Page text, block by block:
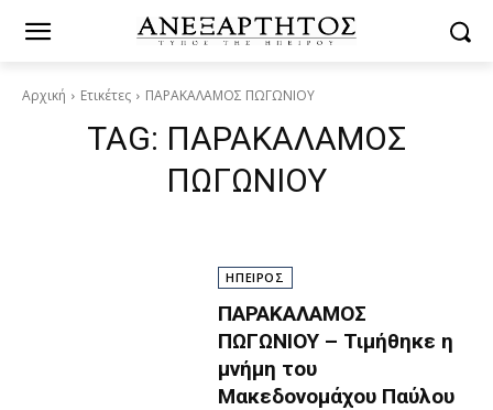
Αρχική Ετικέτες ΠΑΡΑΚΑΛΑΜΟΣ ΠΩΓΩΝΙΟΥ
TAG: ΠΑΡΑΚΑΛΑΜΟΣ
ΠΩΓΩΝΙΟΥ
ΗΠΕΙΡΟΣ
ΠΑΡΑΚΑΛΑΜΟΣ
ΠΩΓΩΝΙΟΥ – Τιμήθηκε η
μνήμη του
Μακεδονομάχου Παύλου